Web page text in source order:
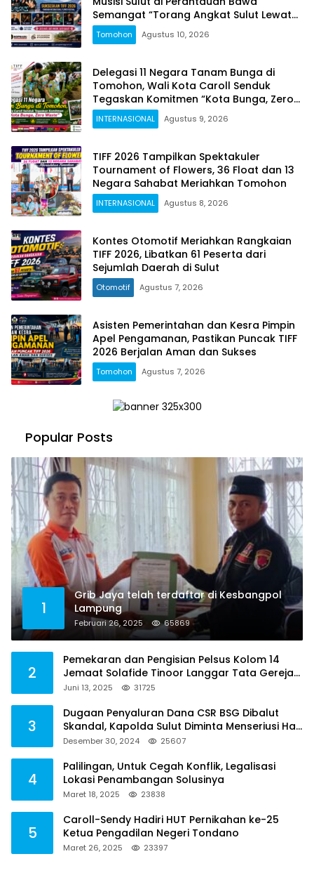
Semangat “Torang Angkat Sulut Lewat
Musik”
Tomohon Agustus 10, 2026
Delegasi 11 Negara Tanam Bunga di
Tomohon, Wali Kota Caroll Senduk
Tegaskan Komitmen “Kota Bunga, Zero
Waste”
INTERNASIONAL Agustus 9, 2026
TIFF 2026 Tampilkan Spektakuler
Tournament of Flowers, 36 Float dan 13
Negara Sahabat Meriahkan Tomohon
INTERNASIONAL Agustus 8, 2026
Kontes Otomotif Meriahkan Rangkaian
TIFF 2026, Libatkan 61 Peserta dari
Sejumlah Daerah di Sulut
Otomotif Agustus 7, 2026
Asisten Pemerintahan dan Kesra Pimpin
Apel Pengamanan, Pastikan Puncak TIFF
2026 Berjalan Aman dan Sukses
Tomohon Agustus 7, 2026
Popular Posts
1
Grib Jaya telah terdaftar di Kesbangpol
Lampung
Februari 26, 2025 65869
2
Pemekaran dan Pengisian Pelsus Kolom 14
Jemaat Solafide Tinoor Langgar Tata Gereja
2021, Toreh : Ini Perbuatan Melawan Hukum
Juni 13, 2025 31725
3
Dugaan Penyaluran Dana CSR BSG Dibalut
Skandal, Kapolda Sulut Diminta Menseriusi Hal
ini
Desember 30, 2024 25607
4
Palilingan, Untuk Cegah Konflik, Legalisasi
Lokasi Penambangan Solusinya
Maret 18, 2025 23838
5
Caroll-Sendy Hadiri HUT Pernikahan ke-25
Ketua Pengadilan Negeri Tondano
Maret 26, 2025 23397